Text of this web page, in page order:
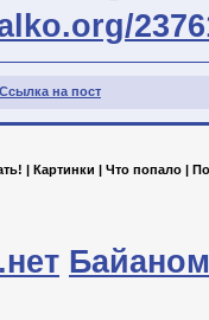
Ссылка на пост
| Картинки | Что попало |